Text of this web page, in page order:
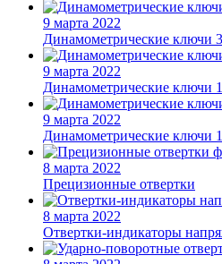
9 марта 2022
Динамометрические ключи
9 марта 2022
Динамометрические ключи
9 марта 2022
Динамометрические ключи
8 марта 2022
Прецизионные отвертки
8 марта 2022
Отвертки-индикаторы